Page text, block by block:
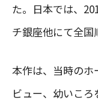
た。日本では、
チ銀座他にて全国
本作は、当時のホ
ビュー、幼いこ